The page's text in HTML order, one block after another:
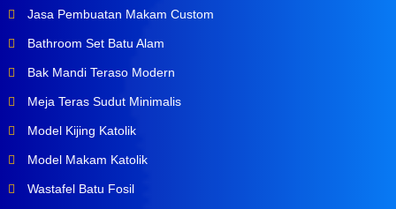
Jasa Pembuatan Makam Custom
Bathroom Set Batu Alam
Bak Mandi Teraso Modern
Meja Teras Sudut Minimalis
Model Kijing Katolik
Model Makam Katolik
Wastafel Batu Fosil